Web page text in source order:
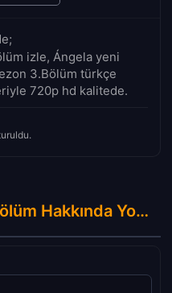
izle, Ángela yeni
3.Bölüm türkçe
720p hd kalitede.
Ángela : 1.Sezon 3.Bölüm Hakkında Yorumlar